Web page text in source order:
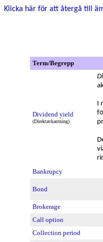
Klicka här för att återgå till
Term/Begrepp
Dividend yield
(Direktavkastning)
I
Bankrupcy
Bond
Brokerage
Call option
Collection period